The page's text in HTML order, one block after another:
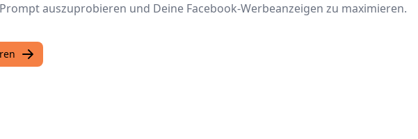
auszuprobieren und Deine Facebook-Werbeanzeigen zu maximieren.